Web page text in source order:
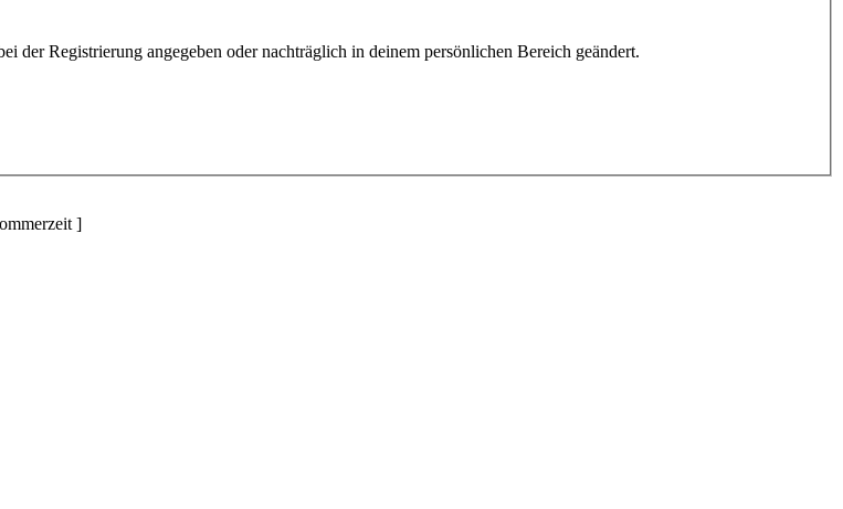
Registrierung angegeben oder nachträglich in deinem persönlichen Bereich geändert.
]